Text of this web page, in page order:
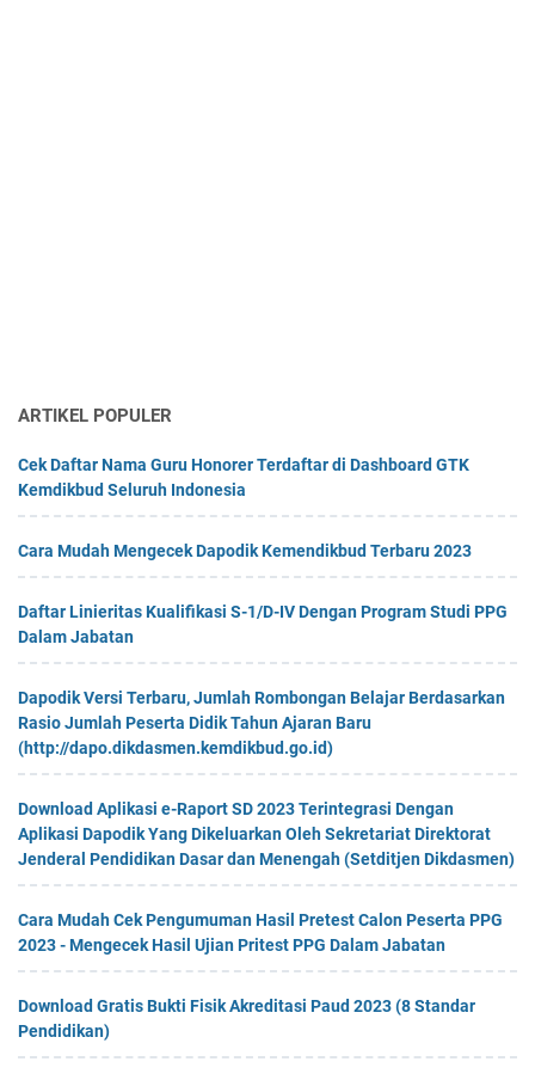
ARTIKEL POPULER
Cek Daftar Nama Guru Honorer Terdaftar di Dashboard GTK
Kemdikbud Seluruh Indonesia
Cara Mudah Mengecek Dapodik Kemendikbud Terbaru 2023
Daftar Linieritas Kualifikasi S-1/D-IV Dengan Program Studi PPG
Dalam Jabatan
Dapodik Versi Terbaru, Jumlah Rombongan Belajar Berdasarkan
Rasio Jumlah Peserta Didik Tahun Ajaran Baru
(http://dapo.dikdasmen.kemdikbud.go.id)
Download Aplikasi e-Raport SD 2023 Terintegrasi Dengan
Aplikasi Dapodik Yang Dikeluarkan Oleh Sekretariat Direktorat
Jenderal Pendidikan Dasar dan Menengah (Setditjen Dikdasmen)
Cara Mudah Cek Pengumuman Hasil Pretest Calon Peserta PPG
2023 - Mengecek Hasil Ujian Pritest PPG Dalam Jabatan
Download Gratis Bukti Fisik Akreditasi Paud 2023 (8 Standar
Pendidikan)